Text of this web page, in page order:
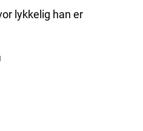
lykkelig han er